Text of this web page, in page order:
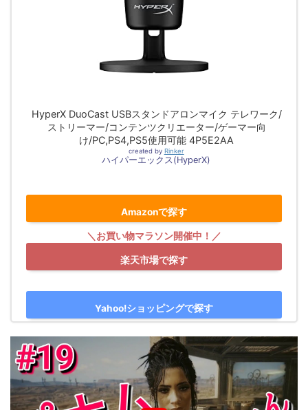
HyperX DuoCast USBスタンドアロンマイク テレワーク/
ストリーマー/コンテンツクリエーター/ゲーマー向
け/PC,PS4,PS5使用可能 4P5E2AA
created by Rinker
ハイパーエックス(HyperX)
Amazonで探す
楽天市場で探す
Yahoo!ショッピングで探す